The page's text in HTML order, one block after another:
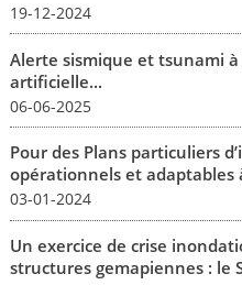
19-12-2024
Alerte sismique et tsunami à
artificielle...
06-06-2025
Pour des Plans particuliers
opérationnels et adaptables
03-01-2024
Un exercice de crise
structures gemapiennes : le